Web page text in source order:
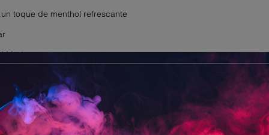
toque de menthol refrescante